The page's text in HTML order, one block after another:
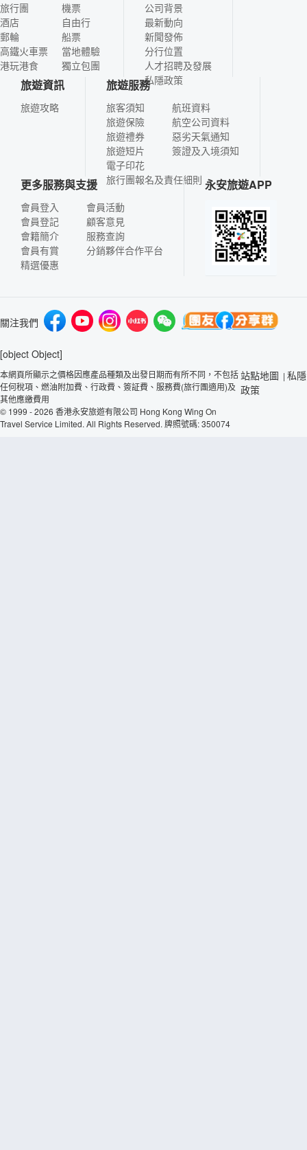
旅行團
酒店
郵輪
高鐵火車票
港玩港食
機票
自由行
船票
當地體驗
獨立包團
公司背景
最新動向
新聞發佈
分行位置
人才招聘及發展
私隱政策
旅遊資訊
旅遊攻略
旅遊服務
旅客須知
旅遊保險
旅遊禮券
旅遊短片
電子印花
航班資料
航空公司資料
惡劣天氣通知
簽證及入境須知
旅行團報名及責任細則
更多服務與支援
會員登入
會員登記
會籍簡介
會員有賞
精選優惠
會員活動
顧客意見
服務查詢
分銷夥伴合作平台
永安旅遊APP
關注我們
[object Object]
本網頁所顯示之價格因應產品種類及出發日期而有所不同，不包括
任何稅項、燃油附加費、行政費、簽証費、服務費(旅行團適用)及
其他應繳費用
© 1999 - 2026 香港永安旅遊有限公司 Hong Kong Wing On
Travel Service Limited. All Rights Reserved. 牌照號碼: 350074
站點地圖 | 私隱
政策